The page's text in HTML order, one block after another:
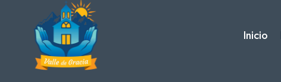
Inicio